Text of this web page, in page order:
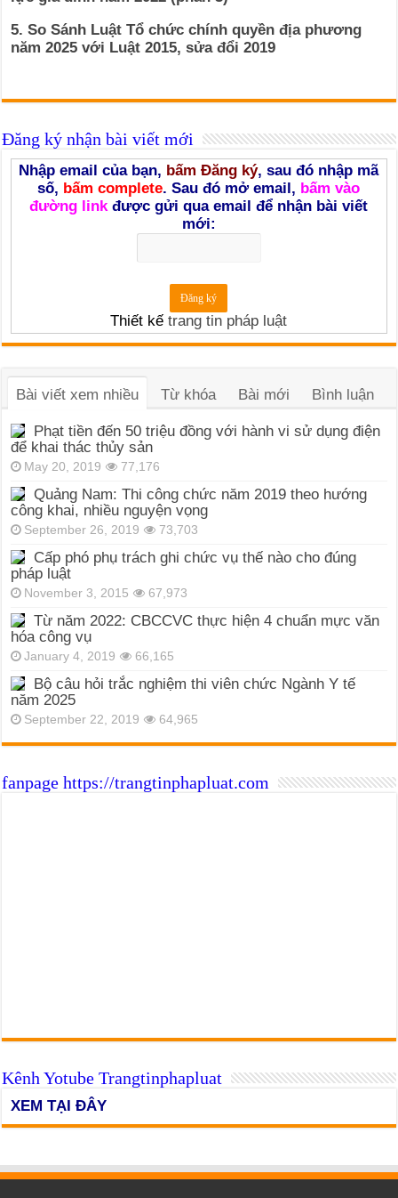
5. So Sánh Luật Tổ chức chính quyền địa phương
năm 2025 với Luật 2015, sửa đổi 2019
Đăng ký nhận bài viết mới
Nhập email của bạn, bấm Đăng ký, sau đó nhập mã
số, bấm complete. Sau đó mở email, bấm vào
đường link được gửi qua email để nhận bài viết
mới:
Thiết kếtrang tin pháp luật
Bài viết xem nhiều Từ khóa Bài mới Bình luận
Phạt tiền đến 50 triệu đồng với hành vi sử dụng điện
để khai thác thủy sản
May 20, 2019 77,176
Quảng Nam: Thi công chức năm 2019 theo hướng
công khai, nhiều nguyện vọng
September 26, 2019 73,703
Cấp phó phụ trách ghi chức vụ thế nào cho đúng
pháp luật
November 3, 2015 67,973
Từ năm 2022: CBCCVC thực hiện 4 chuẩn mực văn
hóa công vụ
January 4, 2019 66,165
Bộ câu hỏi trắc nghiệm thi viên chức Ngành Y tế
năm 2025
September 22, 2019 64,965
fanpage https://trangtinphapluat.com
Kênh Yotube Trangtinphapluat
XEM TẠI ĐÂY